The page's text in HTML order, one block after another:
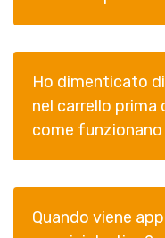
Ho dimenticato
nel carrello prima
come
Quando viene